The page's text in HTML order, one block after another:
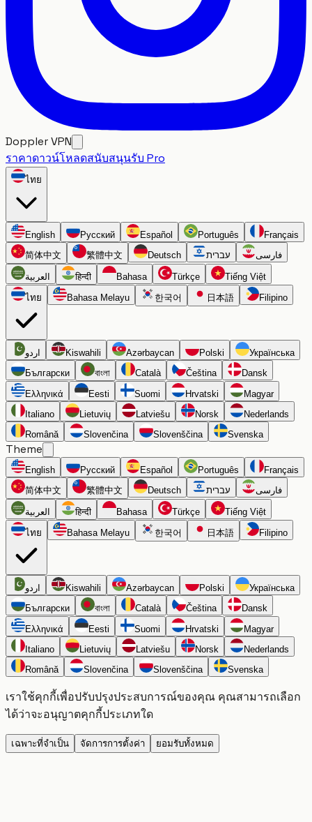
Doppler VPN
ราคาดาวน์โหลดสนับสนุนรับ Pro
ไทย
English Русский Español Português
Français
简体中文
繁體中文 Deutsch עברית فارسی
العربية हिन्दी Bahasa Türkçe
Tiếng Việt
ไทย
Bahasa Melayu 한국어 日本語 Filipino
اردو Kiswahili Azərbaycan Polski
Українська
Български
বাংলা Català Čeština
Dansk
Ελληνικά
Eesti Suomi Hrvatski
Magyar
Italiano
Lietuvių Latviešu Norsk
Nederlands
Română
Slovenčina Slovenščina Svenska
Theme
English Русский Español Português
Français
简体中文
繁體中文 Deutsch עברית فارسی
العربية हिन्दी Bahasa Türkçe
Tiếng Việt
ไทย
Bahasa Melayu 한국어 日本語 Filipino
اردو Kiswahili Azərbaycan Polski
Українська
Български
বাংলা Català Čeština
Dansk
Ελληνικά
Eesti Suomi Hrvatski
Magyar
Italiano
Lietuvių Latviešu Norsk
Nederlands
Română
Slovenčina Slovenščina Svenska
เราใช้คุกกี้เพื่อปรับปรุงประสบการณ์ของคุณ คุณสามารถเลือก
ได้ว่าจะอนุญาตคุกกี้ประเภทใด
เฉพาะที่จำเป็น จัดการการตั้งค่า ยอมรับทั้งหมด